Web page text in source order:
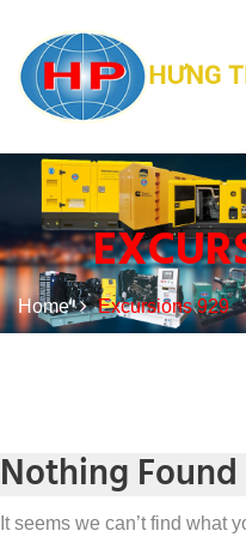
Home Excursions 929
Nothing Found
It seems we can’t find what